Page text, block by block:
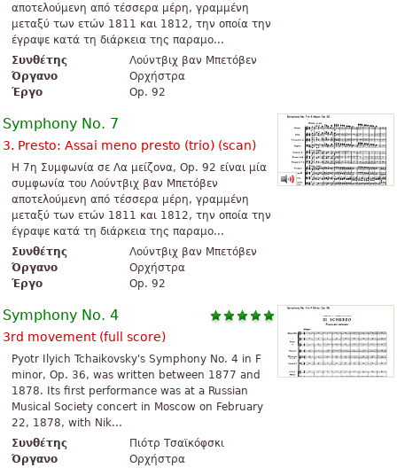
αποτελούμενη από τέσσερα μέρη, γραμμένη
μεταξύ των ετών 1811 και 1812, την οποία την
έγραψε κατά τη διάρκεια της παραμο...
Συνθέτης
Λούντβιχ βαν Μπετόβεν
Όργανο
Ορχήστρα
Έργο
Op. 92
Symphony No. 7
3. Presto: Assai meno presto (trio) (scan)
Η 7η Συμφωνία σε Λα μείζονα, Op. 92 είναι μία
συμφωνία του Λούντβιχ βαν Μπετόβεν
αποτελούμενη από τέσσερα μέρη, γραμμένη
μεταξύ των ετών 1811 και 1812, την οποία την
έγραψε κατά τη διάρκεια της παραμο...
Συνθέτης
Λούντβιχ βαν Μπετόβεν
Όργανο
Ορχήστρα
Έργο
Op. 92
Symphony No. 4
3rd movement (full score)
Pyotr Ilyich Tchaikovsky's Symphony No. 4 in F
minor, Op. 36, was written between 1877 and
1878. Its first performance was at a Russian
Musical Society concert in Moscow on February
22, 1878, with Nik...
Συνθέτης
Πιότρ Τσαϊκόφσκι
Όργανο
Ορχήστρα